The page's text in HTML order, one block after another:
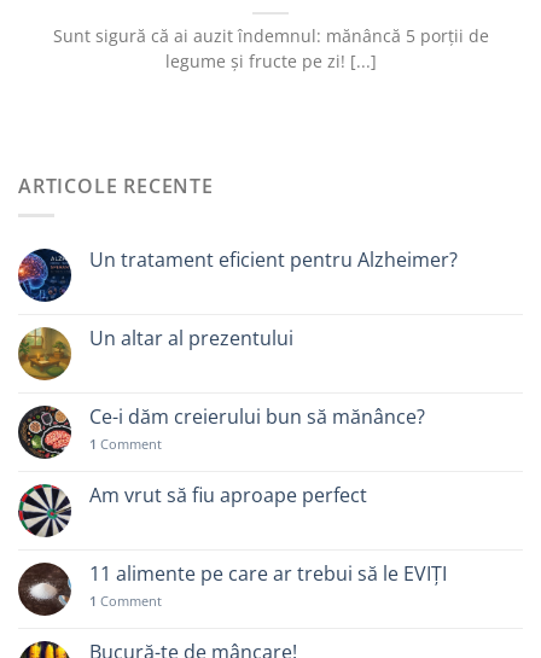
Sunt sigură că ai auzit îndemnul: mănâncă 5 porții de
legume și fructe pe zi! [...]
ARTICOLE RECENTE
Un tratament eficient pentru Alzheimer?
Un altar al prezentului
Ce-i dăm creierului bun să mănânce?
1 Comment
Am vrut să fiu aproape perfect
11 alimente pe care ar trebui să le EVIȚI
1 Comment
Bucură-te de mâncare!